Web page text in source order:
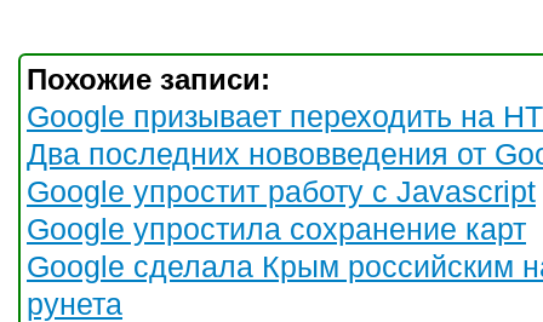
Похожие записи:
Google призывает переходить на
Два последних нововведения от
Google упростит работу с Javascript
Google упростила сохранение карт
Google сделала Крым российским
рунета